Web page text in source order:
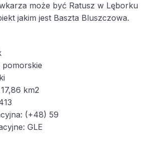
może być Ratusz w Lęborku
jakim jest Baszta Bluszczowa.
pomorskie
km2
(+48) 59
GLE